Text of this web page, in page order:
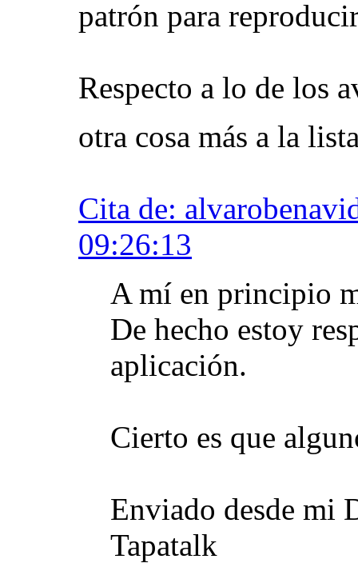
patrón para
Respecto a lo de los
otra cosa más a la
Cita de:
09:26:13
A mí en principio
De hecho estoy
aplicación.
Cierto es que
Enviado desde mi
Tapatalk